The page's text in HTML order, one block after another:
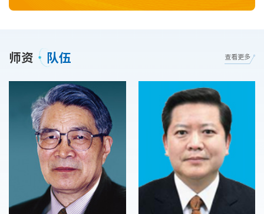
师资 队伍 查看更多